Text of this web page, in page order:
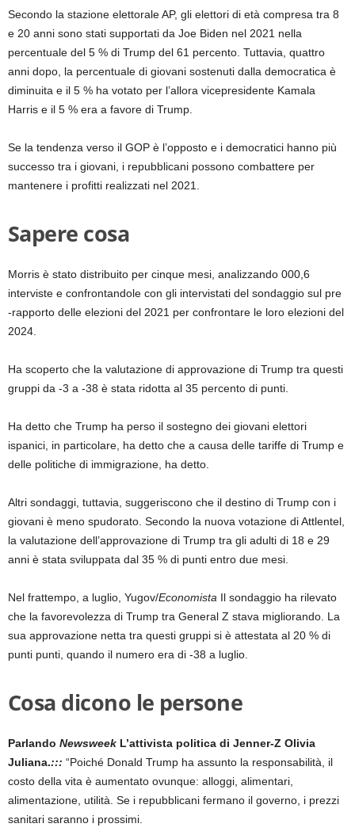
Secondo la stazione elettorale AP, gli elettori di età compresa tra 8
e 20 anni sono stati supportati da Joe Biden nel 2021 nella
percentuale del 5 % di Trump del 61 percento. Tuttavia, quattro
anni dopo, la percentuale di giovani sostenuti dalla democratica è
diminuita e il 5 % ha votato per l’allora vicepresidente Kamala
Harris e il 5 % era a favore di Trump.
Se la tendenza verso il GOP è l’opposto e i democratici hanno più
successo tra i giovani, i repubblicani possono combattere per
mantenere i profitti realizzati nel 2021.
Sapere cosa
Morris è stato distribuito per cinque mesi, analizzando 000,6
interviste e confrontandole con gli intervistati del sondaggio sul pre
-rapporto delle elezioni del 2021 per confrontare le loro elezioni del
2024.
Ha scoperto che la valutazione di approvazione di Trump tra questi
gruppi da -3 a -38 è stata ridotta al 35 percento di punti.
Ha detto che Trump ha perso il sostegno dei giovani elettori
ispanici, in particolare, ha detto che a causa delle tariffe di Trump e
delle politiche di immigrazione, ha detto.
Altri sondaggi, tuttavia, suggeriscono che il destino di Trump con i
giovani è meno spudorato. Secondo la nuova votazione di Attlentel,
la valutazione dell’approvazione di Trump tra gli adulti di 18 e 29
anni è stata sviluppata dal 35 % di punti entro due mesi.
Nel frattempo, a luglio, Yugov/Economista Il sondaggio ha rilevato
che la favorevolezza di Trump tra General Z stava migliorando. La
sua approvazione netta tra questi gruppi si è attestata al 20 % di
punti punti, quando il numero era di -38 a luglio.
Cosa dicono le persone
Parlando Newsweek L’attivista politica di Jenner-Z Olivia
Juliana.::: “Poiché Donald Trump ha assunto la responsabilità, il
costo della vita è aumentato ovunque: alloggi, alimentari,
alimentazione, utilità. Se i repubblicani fermano il governo, i prezzi
sanitari saranno i prossimi.